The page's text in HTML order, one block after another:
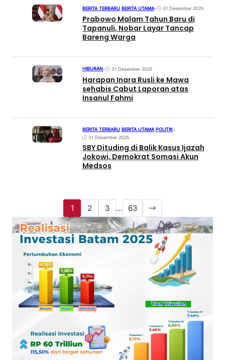
BERITA TERBARU BERITA UTAMA• 31 Desember 2025
Prabowo Malam Tahun Baru di
Tapanuli, Nobar Layar Tancap
Bareng Warga
HIBURAN• 31 Desember 2025
Harapan Inara Rusli ke Mawa
sehabis Cabut Laporan atas
Insanul Fahmi
BERITA TERBARU BERITA UTAMA POLITIK•
31 Desember 2025
SBY Dituding di Balik Kasus Ijazah
Jokowi, Demokrat Somasi Akun
Medsos
1 2 3 … 63